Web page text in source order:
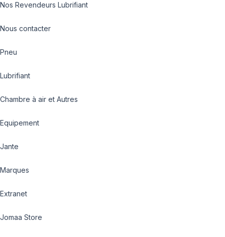
Nos Revendeurs Lubrifiant
Nous contacter
Pneu
Lubrifiant
Chambre à air et Autres
Equipement
Jante
Marques
Extranet
Jomaa Store